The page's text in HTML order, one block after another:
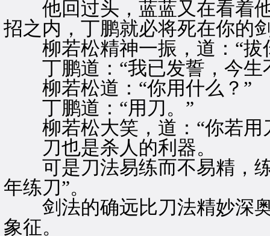
他回过头，蓝蓝又在看着他
招之内，丁鹏就必将死在你的
柳若松精神一振，道：“拔
丁鹏道：“我已发誓，今生
柳若松道：“你用什么？”
丁鹏道：“用刀。”
柳若松大笑，道：“你若用
刀也是杀人的利器。
可是刀法易练而不易精，练
年练刀”。
剑法的确远比刀法精妙深奥
象征。